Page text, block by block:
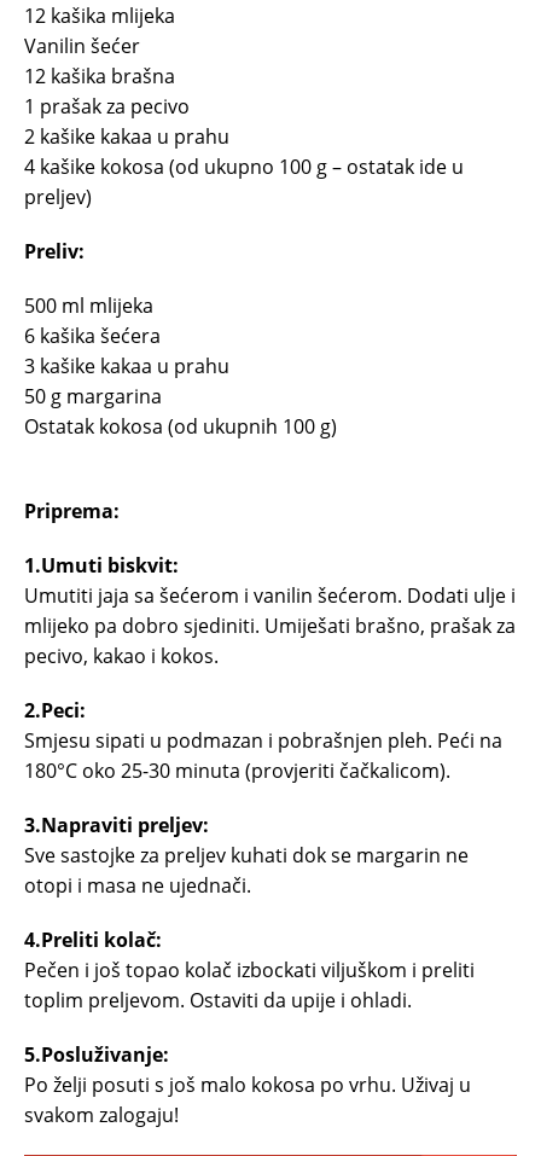
12 kašika mlijeka
Vanilin šećer
12 kašika brašna
1 prašak za pecivo
2 kašike kakaa u prahu
4 kašike kokosa (od ukupno 100 g – ostatak ide u
preljev)
Preliv:
500 ml mlijeka
6 kašika šećera
3 kašike kakaa u prahu
50 g margarina
Ostatak kokosa (od ukupnih 100 g)
Priprema:
1.Umuti biskvit:
Umutiti jaja sa šećerom i vanilin šećerom. Dodati ulje i
mlijeko pa dobro sjediniti. Umiješati brašno, prašak za
pecivo, kakao i kokos.
2.Peci:
Smjesu sipati u podmazan i pobrašnjen pleh. Peći na
180°C oko 25-30 minuta (provjeriti čačkalicom).
3.Napraviti preljev:
Sve sastojke za preljev kuhati dok se margarin ne
otopi i masa ne ujednači.
4.Preliti kolač:
Pečen i još topao kolač izbockati viljuškom i preliti
toplim preljevom. Ostaviti da upije i ohladi.
5.Posluživanje:
Po želji posuti s još malo kokosa po vrhu. Uživaj u
svakom zalogaju!